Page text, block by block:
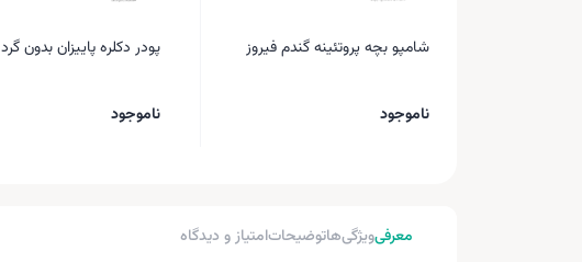
شامپو بچه پروتئینه گندم فیروز
ناموجود
پودر دکلره پاییزان بدون گرد 20 گرم
ناموجود
معرفیویژگی‌هاتوضیحاتامتیاز و دیدگاه